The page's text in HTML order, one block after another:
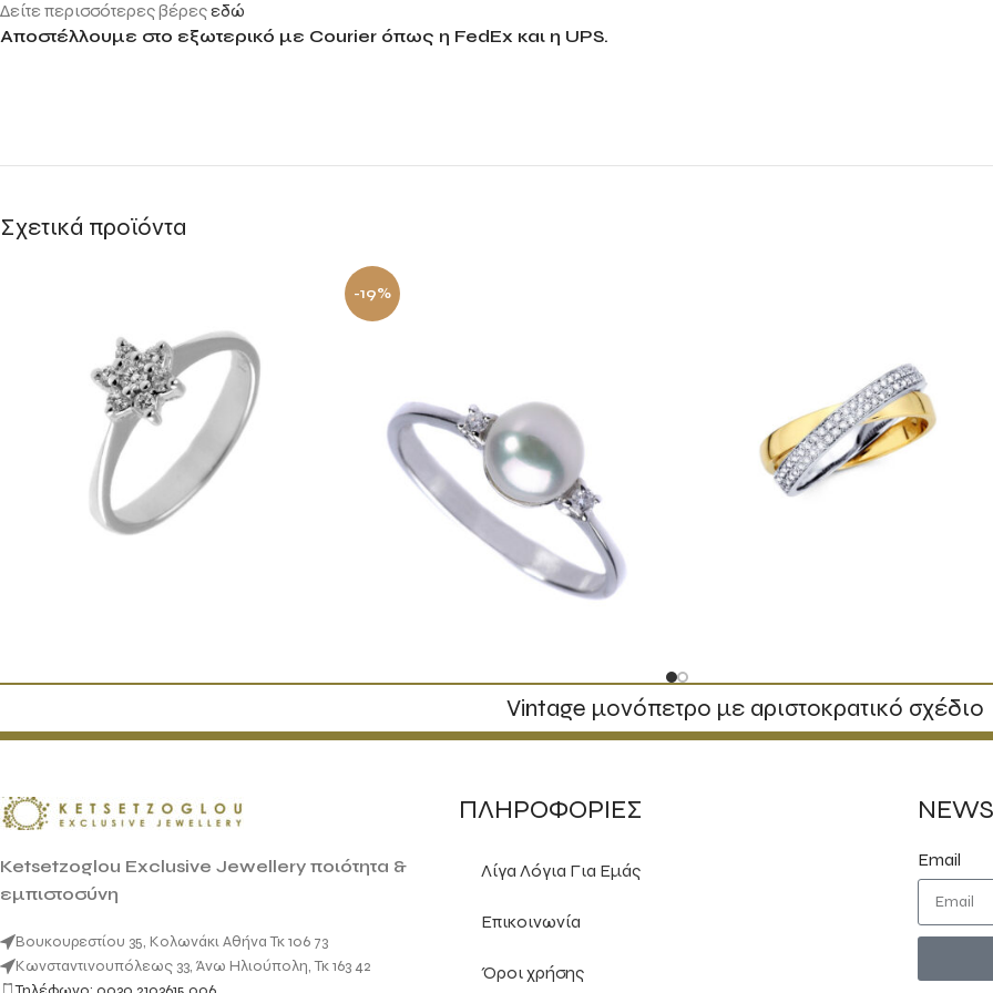
Δείτε περισσότερες βέρεςεδώ
Αποστέλλουμε στο εξωτερικό με Courier όπως η FedEx και η UPS.
Σχετικά προϊόντα
-19%
Vintage μονόπετρο με αριστοκρατικό σχέδιο
Ketsetzoglou Exclusive Jewellery ποιότητα &
εμπιστοσύνη
Βουκουρεστίου 35, Κολωνάκι Αθήνα Τκ 106 73
Κωνσταντινουπόλεως 33, Άνω Ηλιούπολη, Τκ 163 42
ΠΛΗΡΟΦΟΡΙΕΣ
Λίγα Λόγια Για Εμάς
Επικοινωνία
Όροι χρήσης
Email